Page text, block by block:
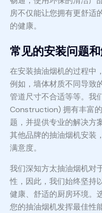
房不仅能让您拥有更舒适
的健康。
常见的安装问题
在安装抽油烟机的过程中
例如，墙体材质不同导致
管道尺寸不合适等等。我
Construction) 拥有丰富
题，并提供专业的解决方
其他品牌的抽油烟机安装
满意度。
我们深知方太抽油烟机对
性，因此，我们始终坚持
健康、舒适的厨房环境。
您的抽油烟机发挥最佳性